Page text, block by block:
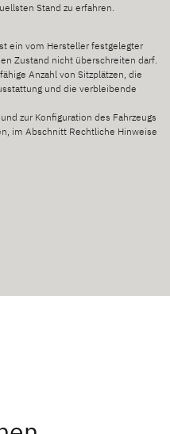
Stand zu erfahren.
ein vom Hersteller festgelegter
Zustand nicht überschreiten darf.
Anzahl von Sitzplätzen, die
und die verbleibende
zur Konfiguration des Fahrzeugs
im Abschnitt Rechtliche Hinweise